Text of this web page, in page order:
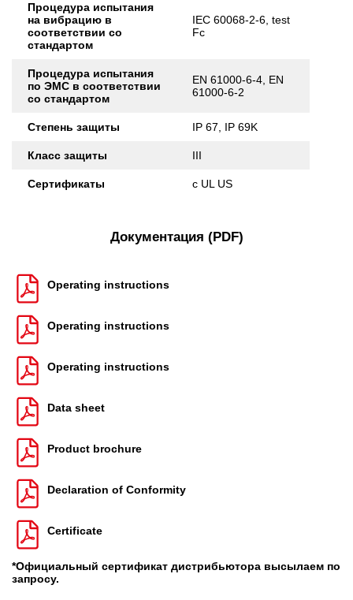
Процедура испытания
на вибрацию в
соответствии со
стандартом
IEC 60068-2-6, test
Fc
Процедура испытания
по ЭМС в соответствии
со стандартом
EN 61000-6-4, EN
61000-6-2
Степень защиты IP 67, IP 69K
Класс защиты III
Сертификаты c UL US
Документация (PDF)
Operating instructions
Operating instructions
Operating instructions
Data sheet
Product brochure
Declaration of Conformity
Certificate
*Официальный сертификат дистрибьютора высылаем по
запросу.